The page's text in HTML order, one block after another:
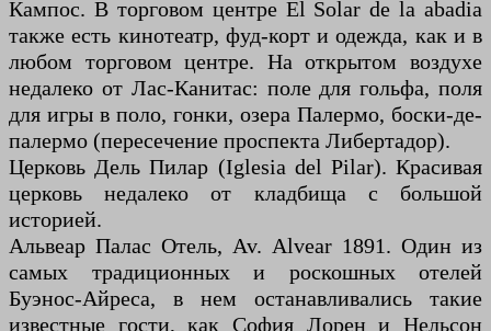
Кампос. В торговом центре El Solar de la abadia
также есть кинотеатр, фуд-корт и одежда, как и в
любом торговом центре. На открытом воздухе
недалеко от Лас-Канитас: поле для гольфа, поля
для игры в поло, гонки, озера Палермо, боски-де-
палермо (пересечение проспекта Либертадор).
Церковь Дель Пилар (Iglesia del Pilar). Красивая
церковь недалеко от кладбища с большой
историей.
Альвеар Палас Отель, Av. Alvear 1891. Один из
самых традиционных и роскошных отелей
Буэнос-Айреса, в нем останавливались такие
известные гости, как София Лорен и Нельсон